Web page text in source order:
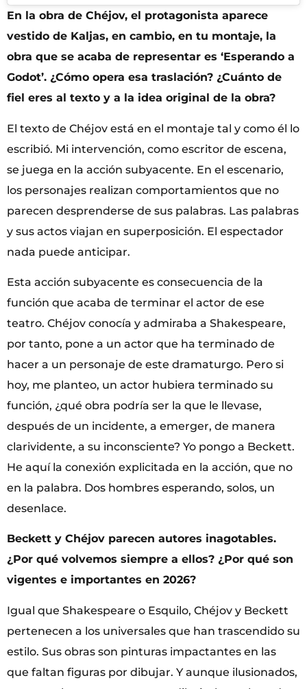
En la obra de Chéjov, el protagonista aparece
vestido de Kaljas, en cambio, en tu montaje, la
obra que se acaba de representar es ‘Esperando a
Godot’. ¿Cómo opera esa traslación? ¿Cuánto de
fiel eres al texto y a la idea original de la obra?
El texto de Chéjov está en el montaje tal y como él lo
escribió. Mi intervención, como escritor de escena,
se juega en la acción subyacente. En el escenario,
los personajes realizan comportamientos que no
parecen desprenderse de sus palabras. Las palabras
y sus actos viajan en superposición. El espectador
nada puede anticipar.
Esta acción subyacente es consecuencia de la
función que acaba de terminar el actor de ese
teatro. Chéjov conocía y admiraba a Shakespeare,
por tanto, pone a un actor que ha terminado de
hacer a un personaje de este dramaturgo. Pero si
hoy, me planteo, un actor hubiera terminado su
función, ¿qué obra podría ser la que le llevase,
después de un incidente, a emerger, de manera
clarividente, a su inconsciente? Yo pongo a Beckett.
He aquí la conexión explicitada en la acción, que no
en la palabra. Dos hombres esperando, solos, un
desenlace.
Beckett y Chéjov parecen autores inagotables.
¿Por qué volvemos siempre a ellos? ¿Por qué son
vigentes e importantes en 2026?
Igual que Shakespeare o Esquilo, Chéjov y Beckett
pertenecen a los universales que han trascendido su
estilo. Sus obras son pinturas impactantes en las
que faltan figuras por dibujar. Y aunque ilusionados,